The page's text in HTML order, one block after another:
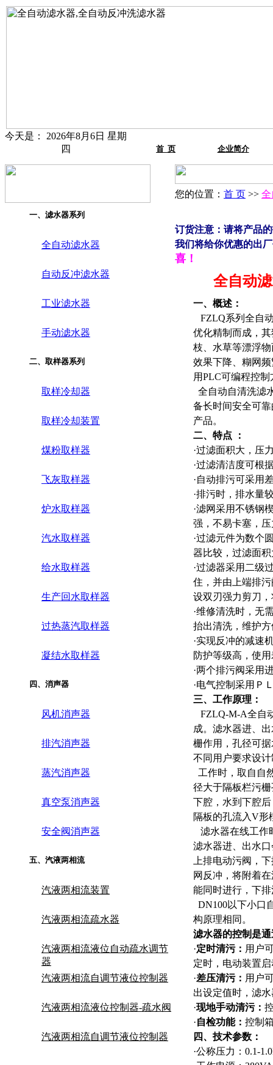
今天是： 2026年8月6日 星期
四
首 页 企业简介
一、滤水器系列
全自动滤水器
自动反冲滤水器
工业滤水器
手动滤水器
二、取样器系列
取样冷却器
取样冷却装置
煤粉取样器
飞灰取样器
炉水取样器
汽水取样器
给水取样器
生产回水取样器
过热蒸汽取样器
凝结水取样器
四、消声器
风机消声器
排汽消声器
蒸汽消声器
真空泵消声器
安全阀消声器
五、 汽液两相流
汽液两相流装置
汽液两相流疏水器
汽液两相流液位自动疏水调节
器
汽液两相流自调节液位控制器
汽液两相流液位控制器-疏水阀
汽液两相流自调节液位控制器
您的位置： 首 页 >> 全
订货注意：请将产品
我们将给你优惠的出
喜！
全自动
一、概述：
FZLQ系列全自
优化精制而成，
枝、水草等漂浮
效果下降、糊网
用PLC可编程控
全自动自清洗滤
备长时间安全可
产品。
二、特点 ：
·过滤面积大，压
·过滤清洁度可根
·自动排污可采用
·排污时，排水量
·滤网采用不锈钢
强，不易卡塞，
·过滤元件为数个
器比较，过滤面
·过滤器采用二级
住，并由上端排
设双刃强力剪刀
·维修清洗时，无
抬出清洗，维护方
·实现反冲的减速
防护等级高，使
·两个排污阀采用
·电气控制采用Ｐ
三、工作原理：
FZLQ-M-A全自
成。滤水器进、
栅作用，孔径可
不同用户要求设
工作时，取自自
径大于隔板栏污
下腔，水到下腔
隔板的孔流入V形
滤水器在线工作
滤水器进、出水
上排电动污阀，
网反冲，将附着
能同时进行，下
DN100以下小口
构原理相同。
滤水器的控制是
·定时清污： 用户
定时，电动装置
·差压清污： 用户
出设定值时，滤
·现地手动清污：
·自检功能： 控制
四、技术参数：
·公称压力：0.1-